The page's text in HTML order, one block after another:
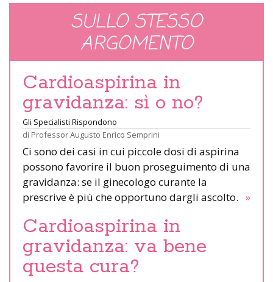
SULLO STESSO
ARGOMENTO
Cardioaspirina in
gravidanza: sì o no?
Gli Specialisti Rispondono
di Professor Augusto Enrico Semprini
Ci sono dei casi in cui piccole dosi di aspirina
possono favorire il buon proseguimento di una
gravidanza: se il ginecologo curante la
prescrive è più che opportuno dargli ascolto. »
Cardioaspirina in
gravidanza: va bene
questa cura?